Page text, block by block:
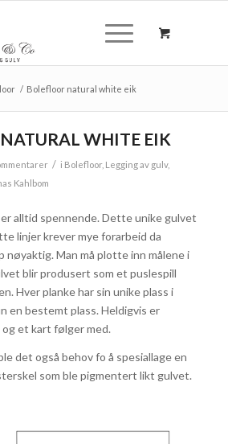
/ Bolefloor natural white eik
WHITE EIK
/ i Bolefloor, Legging av gulv,
Kahlbom
alltid spennende. Dette unike gulvet
linjer krever mye forarbeid da
nøyaktig. Man må plotte inn målene i
blir produsert som et puslespill
Hver planke har sin unike plass i
en bestemt plass. Heldigvis er
et kart følger med.
det også behov fo å spesiallage en
som ble pigmentert likt gulvet.